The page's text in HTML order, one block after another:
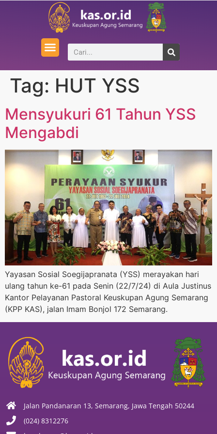
Tag: HUT YSS
Mensyukuri 61 Tahun YSS
Mengabdi
Yayasan Sosial Soegijapranata (YSS) merayakan hari
ulang tahun ke-61 pada Senin (22/7/24) di Aula Justinus
Kantor Pelayanan Pastoral Keuskupan Agung Semarang
(KPP KAS), jalan Imam Bonjol 172 Semarang.
Jalan Pandanaran 13, Semarang, Jawa Tengah 50244
(024) 8312276